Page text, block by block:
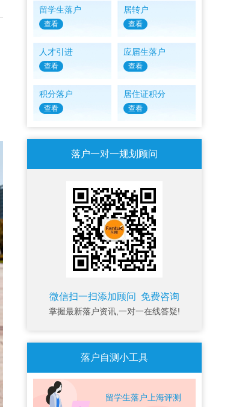
留学生落户
查看
居转户
查看
人才引进
查看
应届生落户
查看
积分落户
查看
居住证积分
查看
落户一对一规划顾问
微信扫一扫添加顾问 免费咨询
掌握最新落户资讯,一对一在线答疑!
落户自测小工具
留学生落户上海评测